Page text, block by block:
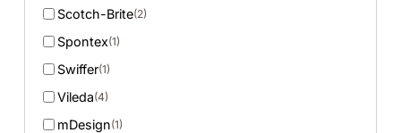
Scotch-Brite(2)
Spontex(1)
Swiffer(1)
Vileda(4)
mDesign(1)